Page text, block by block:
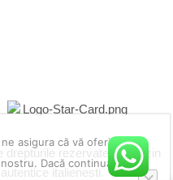
drepturile rezervate. Magazin
italienesti.
asigura că vă oferim cea
Dacă continuați să